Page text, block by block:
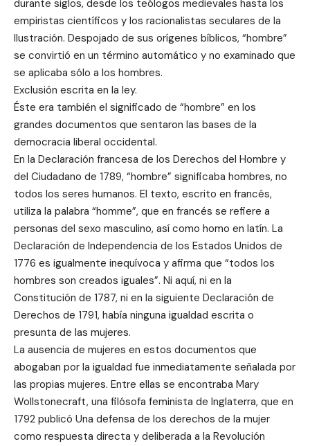
durante siglos, desde los teólogos medievales hasta los
empiristas científicos y los racionalistas seculares de la
Ilustración. Despojado de sus orígenes bíblicos, “hombre”
se convirtió en un término automático y no examinado que
se aplicaba sólo a los hombres.
Exclusión escrita en la ley.
Éste era también el significado de “hombre” en los
grandes documentos que sentaron las bases de la
democracia liberal occidental.
En la Declaración francesa de los Derechos del Hombre y
del Ciudadano de 1789, “hombre” significaba hombres, no
todos los seres humanos. El texto, escrito en francés,
utiliza la palabra “homme”, que en francés se refiere a
personas del sexo masculino, así como homo en latín. La
Declaración de Independencia de los Estados Unidos de
1776 es igualmente inequívoca y afirma que “todos los
hombres son creados iguales”. Ni aquí, ni en la
Constitución de 1787, ni en la siguiente Declaración de
Derechos de 1791, había ninguna igualdad escrita o
presunta de las mujeres.
La ausencia de mujeres en estos documentos que
abogaban por la igualdad fue inmediatamente señalada por
las propias mujeres. Entre ellas se encontraba Mary
Wollstonecraft, una filósofa feminista de Inglaterra, que en
1792 publicó Una defensa de los derechos de la mujer
como respuesta directa y deliberada a la Revolución